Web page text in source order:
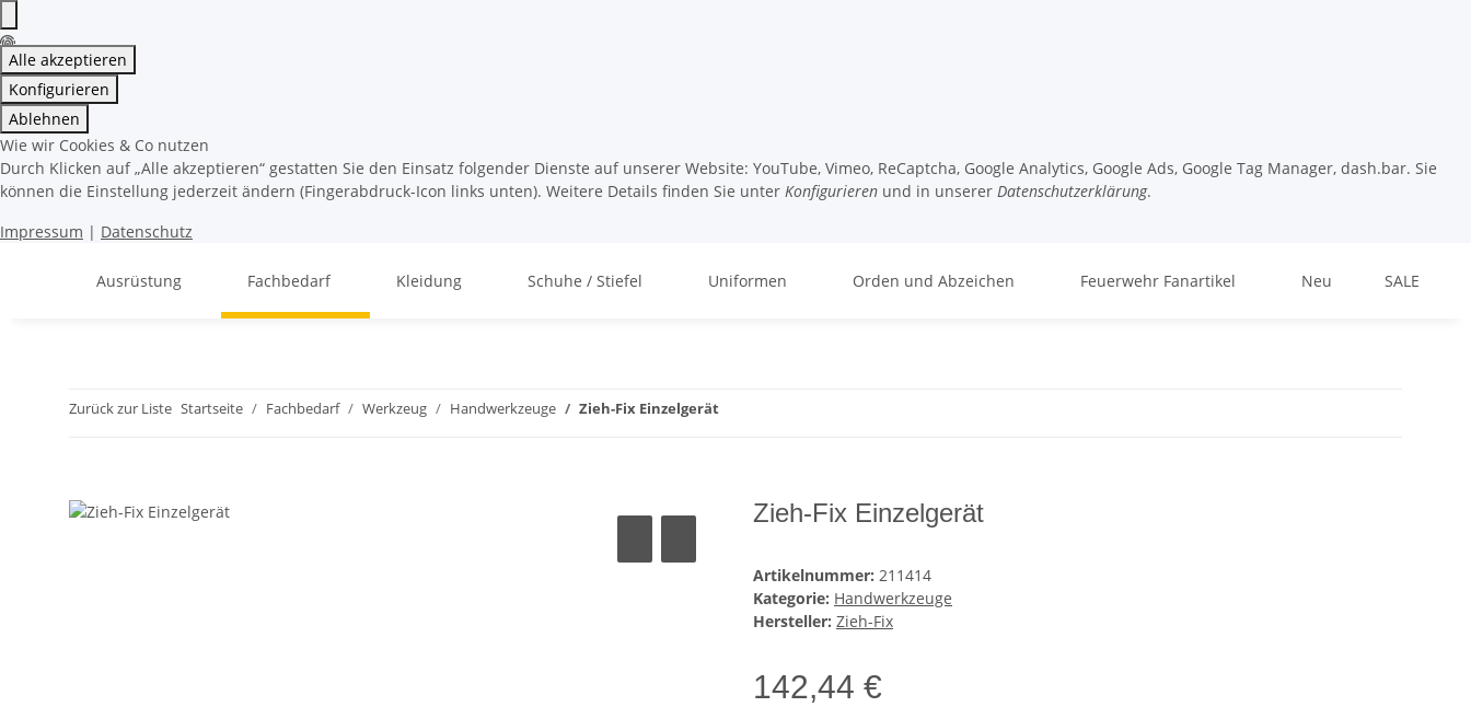
Alle akzeptieren
Konfigurieren
Ablehnen
Wie wir Cookies & Co nutzen
Durch Klicken auf „Alle akzeptieren“ gestatten Sie den Einsatz folgender Dienste auf unserer Website: YouTube, Vimeo, ReCaptcha, Google Analytics, Google Ads, Google Tag Manager, dash.bar. Sie
können die Einstellung jederzeit ändern (Fingerabdruck-Icon links unten). Weitere Details finden Sie unter Konfigurieren und in unserer Datenschutzerklärung.
Impressum | Datenschutz
Ausrüstung Fachbedarf Kleidung Schuhe / Stiefel Uniformen Orden und Abzeichen Feuerwehr Fanartikel Neu SALE
Zurück zur Liste Startseite Fachbedarf Werkzeug Handwerkzeuge Zieh-Fix Einzelgerät
Zieh-Fix Einzelgerät
Artikelnummer: 211414
Kategorie: Handwerkzeuge
Hersteller: Zieh-Fix
142,44 €